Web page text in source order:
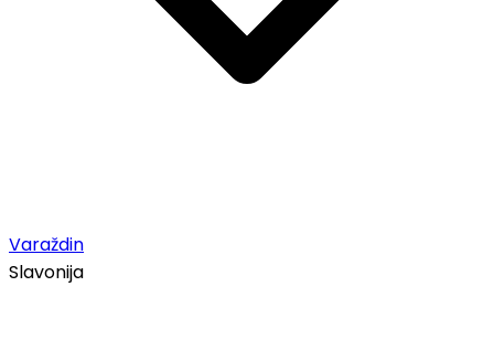
Varaždin
Slavonija